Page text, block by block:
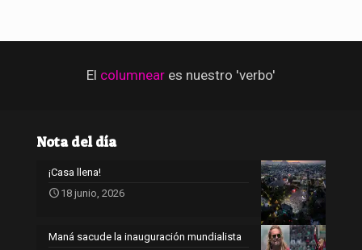
El columnear es nuestro 'verbo'
Nota del día
¡Casa llena!
18 junio, 2026
Maná sacude la inauguración mundialista